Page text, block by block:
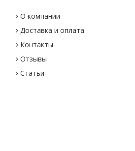
О компании
Доставка и оплата
Контакты
Отзывы
Статьи